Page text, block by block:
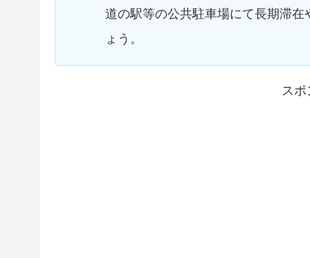
道の駅等の公共駐車場にて長期滞
ょう。
ス